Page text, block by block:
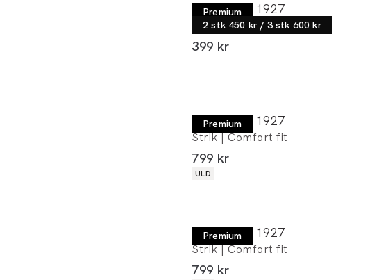
Premium
2 stk 450 kr / 3 stk 600 kr
Lindbergh 1927
T-shirt | Relaxed fit
I alt (inkl. rabat)
399 kr
Premium
Lindbergh 1927
Strik | Comfort fit
I alt (inkl. rabat)
799 kr
Produkt egenskaber
ULD
Premium
Lindbergh 1927
Strik | Comfort fit
I alt (inkl. rabat)
799 kr